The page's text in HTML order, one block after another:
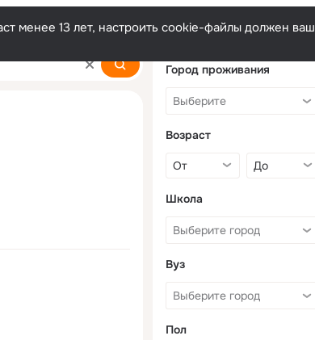
менее 13 лет, настроить cookie-файлы должен ваш
Город проживания
Возраст
Школа
Вуз
Пол